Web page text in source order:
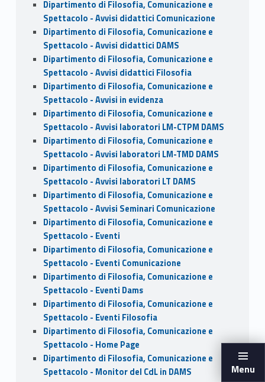
Menu
Dipartimento di Filosofia, Comunicazione e
Spettacolo - Avvisi didattici Comunicazione
Dipartimento di Filosofia, Comunicazione e
Spettacolo - Avvisi didattici DAMS
Dipartimento di Filosofia, Comunicazione e
Spettacolo - Avvisi didattici Filosofia
Dipartimento di Filosofia, Comunicazione e
Spettacolo - Avvisi in evidenza
Dipartimento di Filosofia, Comunicazione e
Spettacolo - Avvisi laboratori LM-CTPM DAMS
Dipartimento di Filosofia, Comunicazione e
Spettacolo - Avvisi laboratori LM-TMD DAMS
Dipartimento di Filosofia, Comunicazione e
Spettacolo - Avvisi laboratori LT DAMS
Dipartimento di Filosofia, Comunicazione e
Spettacolo - Avvisi Seminari Comunicazione
Dipartimento di Filosofia, Comunicazione e
Spettacolo - Eventi
Dipartimento di Filosofia, Comunicazione e
Spettacolo - Eventi Comunicazione
Dipartimento di Filosofia, Comunicazione e
Spettacolo - Eventi Dams
Dipartimento di Filosofia, Comunicazione e
Spettacolo - Eventi Filosofia
Dipartimento di Filosofia, Comunicazione e
Spettacolo - Home Page
Dipartimento di Filosofia, Comunicazione e
Spettacolo - Monitor del CdL in DAMS